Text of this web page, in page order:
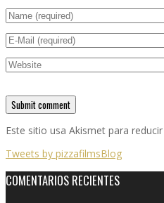
Este sitio usa Akismet para
Tweets by pizzafilmsBlog
COMENTARIOS RECIENTES